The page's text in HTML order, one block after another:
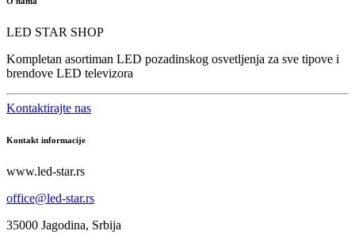
LED STAR SHOP
Kompletan asortiman LED pozadinskog osvetljenja za sve tipove i
brendove LED televizora
Kontaktirajte nas
Kontakt informacije
www.led-star.rs
office@led-star.rs
35000 Jagodina, Srbija